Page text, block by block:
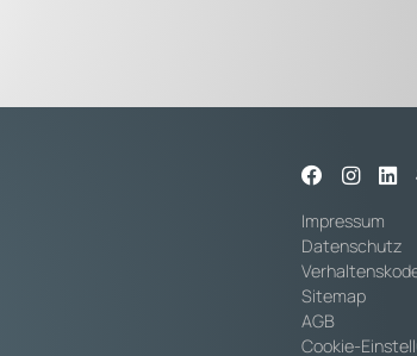
Impressum
Datenschutz
Sitemap
AGB
Cookie-